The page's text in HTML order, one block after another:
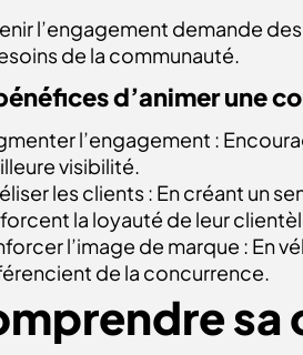
l’engagement demande
de la communauté.
d’animer une
l’engagement :
visibilité.
les clients : En créant un
la loyauté de leur
l’image de marque : En
de la concurrence.
sa